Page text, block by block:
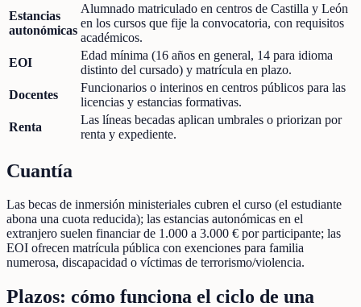
Estancias
autonómicas
Alumnado matriculado en centros de Castilla y León
en los cursos que fije la convocatoria, con requisitos
académicos.
EOI
Edad mínima (16 años en general, 14 para idioma
distinto del cursado) y matrícula en plazo.
Docentes
Funcionarios o interinos en centros públicos para las
licencias y estancias formativas.
Renta
Las líneas becadas aplican umbrales o priorizan por
renta y expediente.
Cuantía
Las becas de inmersión ministeriales cubren el curso (el estudiante
abona una cuota reducida); las estancias autonómicas en el
extranjero suelen financiar de 1.000 a 3.000 € por participante; las
EOI ofrecen matrícula pública con exenciones para familia
numerosa, discapacidad o víctimas de terrorismo/violencia.
Plazos: cómo funciona el ciclo de una